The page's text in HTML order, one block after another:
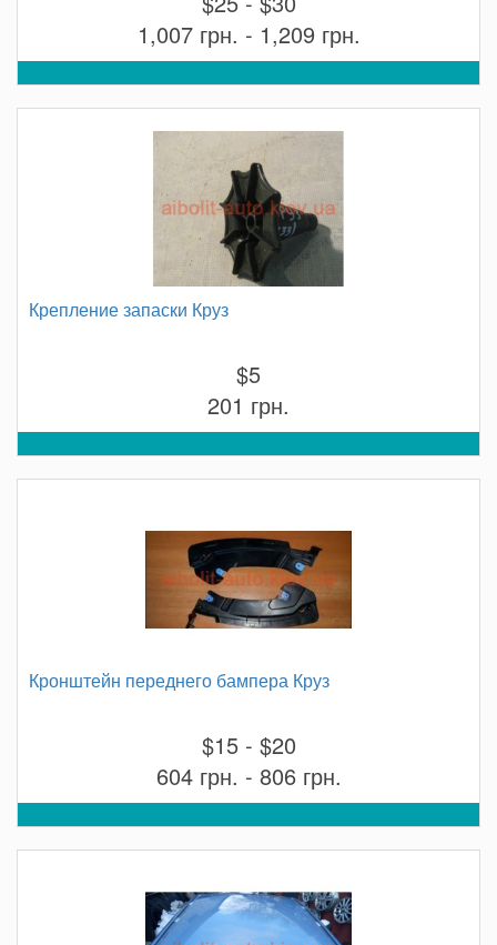
1,007 грн. - 1,209 грн.
Крепление запаски Круз
$5
201 грн.
Кронштейн переднего бампера Круз
$15 - $20
604 грн. - 806 грн.